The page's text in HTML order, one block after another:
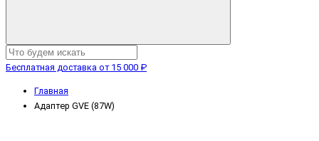
Бесплатная доставка от 15 000 ₽
Главная
Адаптер GVE (87W)